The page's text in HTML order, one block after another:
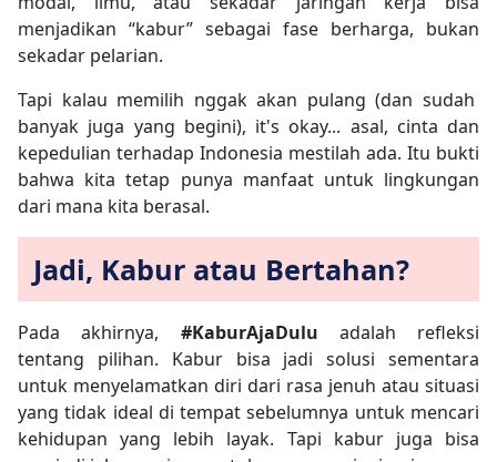
menjadikan “kabur” sebagai fase berharga, bukan
sekadar pelarian.
Tapi kalau memilih nggak akan pulang (dan sudah
banyak juga yang begini), it's okay... asal, cinta dan
kepedulian terhadap Indonesia mestilah ada. Itu bukti
bahwa kita tetap punya manfaat untuk lingkungan
dari mana kita berasal.
Jadi, Kabur atau Bertahan?
Pada akhirnya, #KaburAjaDulu adalah refleksi
tentang pilihan. Kabur bisa jadi solusi sementara
untuk menyelamatkan diri dari rasa jenuh atau situasi
yang tidak ideal di tempat sebelumnya untuk mencari
kehidupan yang lebih layak. Tapi kabur juga bisa